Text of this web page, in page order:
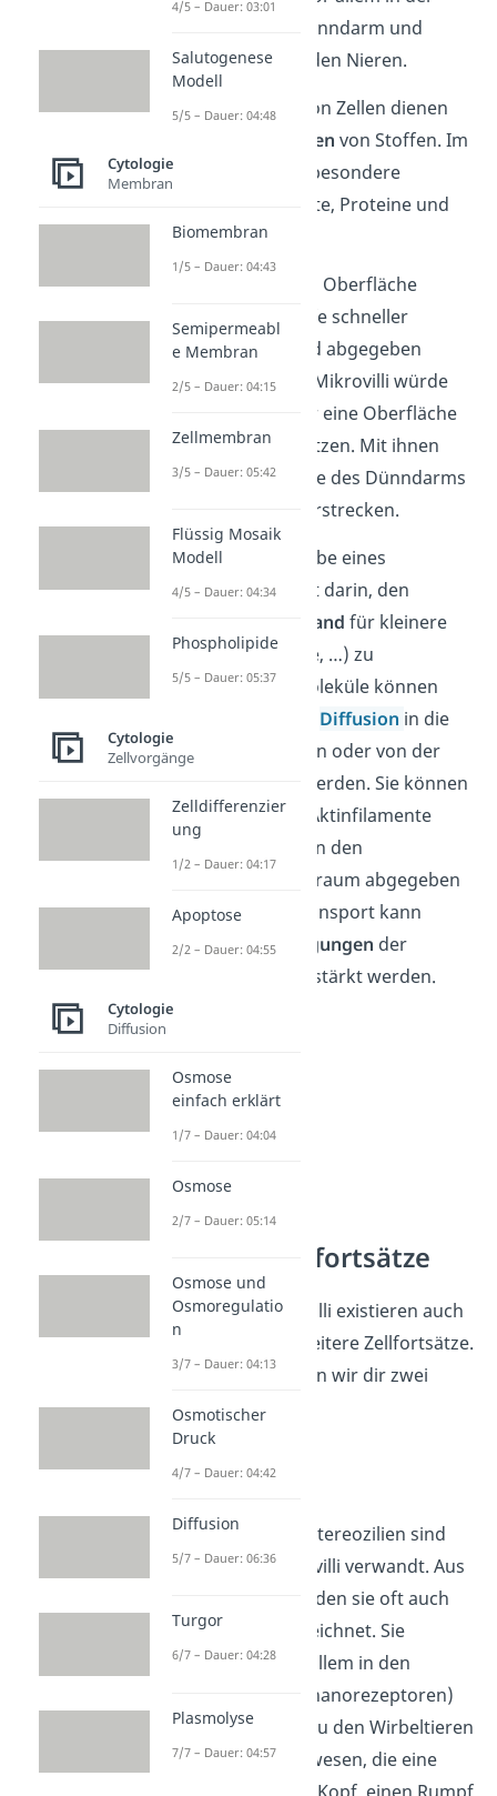
Darmwand von Dünndarm und
Dickdarm oder in den Nieren.
Die Oberflächen von Zellen dienen
Reaktionsflächen von Stoffen. Im
Darm sind das insbesondere
Nährstoffe wie Fette, Proteine und
Kohlenhydrate.
Mit einer größeren Oberfläche
können diese Stoffe schneller
aufgenommen und abgegeben
werden. Ohne die Mikrovilli würde
der Dünndarm nur eine Oberfläche
von etwa
besitzen. Mit ihnen
kann sich die Fläche des Dünndarms
erstrecken.
Eine weitere Aufgabe eines
Mikrovillus besteht darin, den
Diffusionswiderstand für kleinere
Moleküle (Proteine, …) zu
verringern. Die Moleküle können
Diffusion in die
Zelle aufgenommen oder von der
Zelle abgegeben werden. Sie können
dann entlang der Aktinfilamente
transportiert und in den
Innenraum/Außenraum abgegeben
werden. Dieser Transport kann
durchPumpbewegungen der
Aktinfilamente verstärkt werden.
Weitere Zellfortsätze
Neben den Mikrovilli existieren auch
noch zahlreiche weitere Zellfortsätze.
Nachfolgend stellen wir dir zwei
wichtige Arten vor.
Stereozilien
Die sogenannten Stereozilien sind
eng mit den Mikrovilli verwandt. Aus
diesem Grund werden sie oft auch
alsStereovilli
bezeichnet. Sie
befinden sich vor allem in den
Sinneszellen (Mechanorezeptoren)
von Wirbeltieren. Zu den Wirbeltieren
gehören alle Lebewesen, die eine
4/5 – Dauer: 03:01
Salutogenese
Modell
5/5 – Dauer: 04:48
Cytologie
Membran
Biomembran
1/5 – Dauer: 04:43
Semipermeabl
e Membran
2/5 – Dauer: 04:15
Zellmembran
3/5 – Dauer: 05:42
Flüssig Mosaik
Modell
4/5 – Dauer: 04:34
Phospholipide
5/5 – Dauer: 05:37
Cytologie
Zellvorgänge
Zelldifferenzier
ung
1/2 – Dauer: 04:17
Apoptose
2/2 – Dauer: 04:55
Cytologie
Diffusion
Osmose
einfach erklärt
1/7 – Dauer: 04:04
Osmose
2/7 – Dauer: 05:14
Osmose und
Osmoregulatio
n
3/7 – Dauer: 04:13
Osmotischer
Druck
4/7 – Dauer: 04:42
Diffusion
5/7 – Dauer: 06:36
Turgor
6/7 – Dauer: 04:28
Plasmolyse
7/7 – Dauer: 04:57